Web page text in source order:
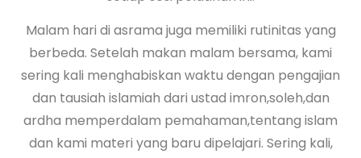
Malam hari di asrama juga memiliki rutinitas yang
berbeda. Setelah makan malam bersama, kami
sering kali menghabiskan waktu dengan pengajian
dan tausiah islamiah dari ustad imron,soleh,dan
ardha memperdalam pemahaman,tentang islam
dan kami materi yang baru dipelajari. Sering kali,